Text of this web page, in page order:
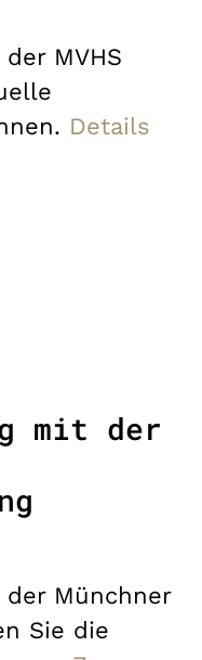
MVHS
Details
mit der
Münchner
Sie die